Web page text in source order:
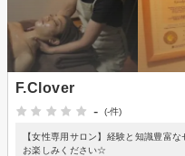
F.Clover
-
(-件)
【女性専用サロン】経験と知識豊富
お楽しみください☆